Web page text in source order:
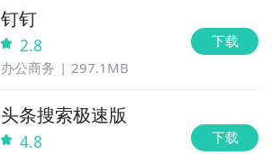
钉钉
2.8
办公商务 297.1MB
下载
头条搜索极速版
4.8 下载